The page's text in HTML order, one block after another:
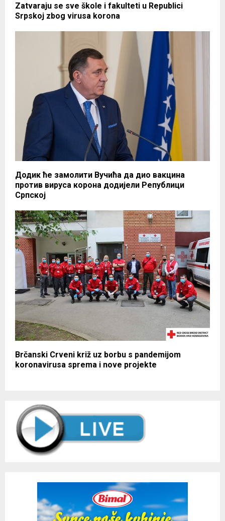
Zatvaraju se sve škole i fakulteti u Republici
Srpskoj zbog virusa korona
Додик ће замолити Вучића да дио вакцина
против вируса корона додијели Републици
Српској
Brčanski Crveni križ uz borbu s pandemijom
koronavirusa sprema i nove projekte